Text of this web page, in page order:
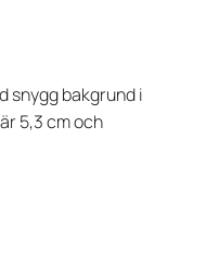
snygg bakgrund i
5,3 cm och